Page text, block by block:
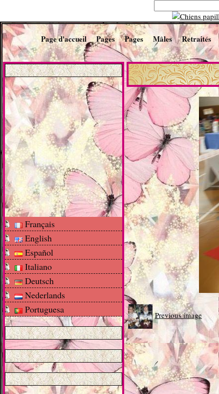
Page d'accueil Pages Pages Mâles Retraités
Français
English
Español
Italiano
Deutsch
Nederlands
Portuguesa
Previous image